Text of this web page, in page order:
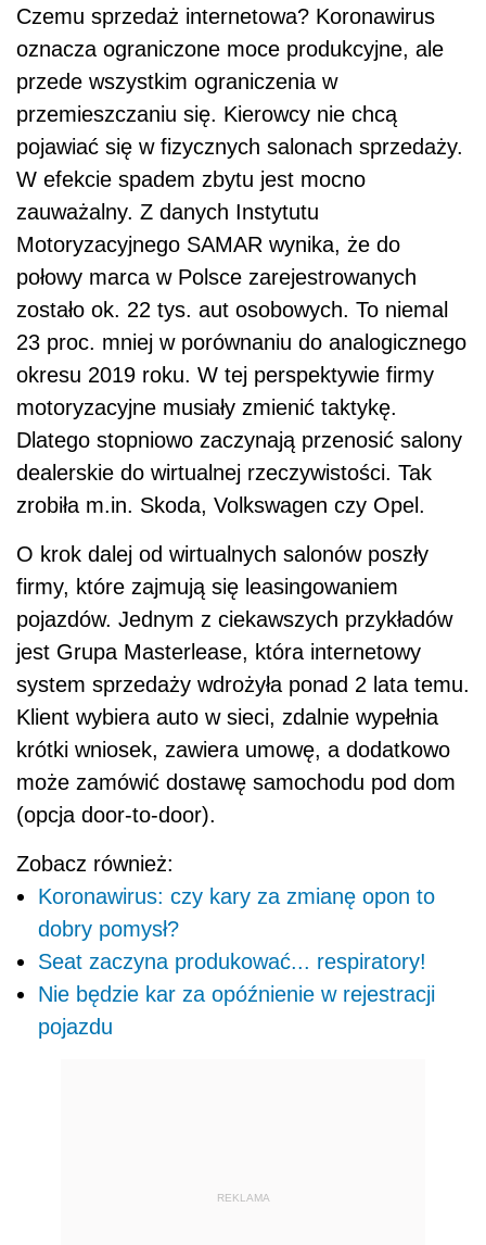
Czemu sprzedaż internetowa? Koronawirus
oznacza ograniczone moce produkcyjne, ale
przede wszystkim ograniczenia w
przemieszczaniu się. Kierowcy nie chcą
pojawiać się w fizycznych salonach sprzedaży.
W efekcie spadem zbytu jest mocno
zauważalny. Z danych Instytutu
Motoryzacyjnego SAMAR wynika, że do
połowy marca w Polsce zarejestrowanych
zostało ok. 22 tys. aut osobowych. To niemal
23 proc. mniej w porównaniu do analogicznego
okresu 2019 roku. W tej perspektywie firmy
motoryzacyjne musiały zmienić taktykę.
Dlatego stopniowo zaczynają przenosić salony
dealerskie do wirtualnej rzeczywistości. Tak
zrobiła m.in. Skoda, Volkswagen czy Opel.
O krok dalej od wirtualnych salonów poszły
firmy, które zajmują się leasingowaniem
pojazdów. Jednym z ciekawszych przykładów
jest Grupa Masterlease, która internetowy
system sprzedaży wdrożyła ponad 2 lata temu.
Klient wybiera auto w sieci, zdalnie wypełnia
krótki wniosek, zawiera umowę, a dodatkowo
może zamówić dostawę samochodu pod dom
(opcja door-to-door).
Zobacz również:
Koronawirus: czy kary za zmianę opon to
dobry pomysł?
Seat zaczyna produkować... respiratory!
Nie będzie kar za opóźnienie w rejestracji
pojazdu
REKLAMA